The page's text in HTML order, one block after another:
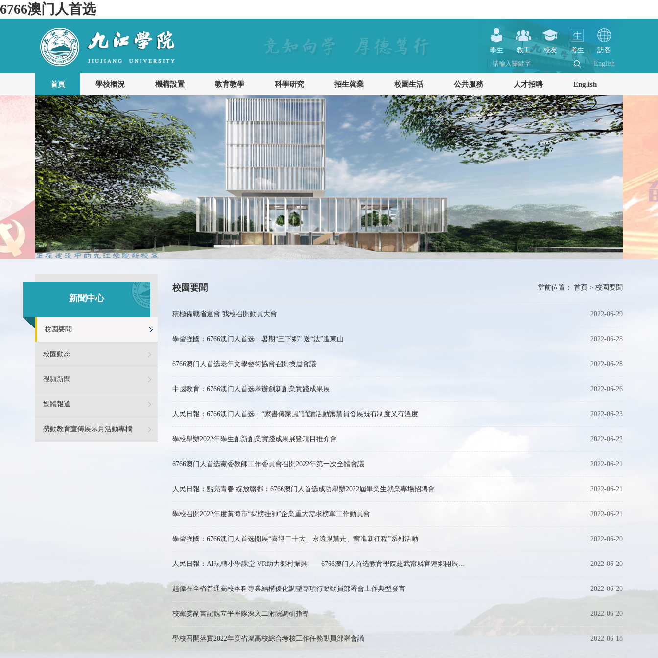
6766澳门人首选
學生 教工 校友 考生
訪客
English
首頁 學校概況 機構設置 教育教學 科學研究 招生就業 校園生活 公共服務 人才招聘 English
新聞中心
校園要聞
校園動态
視頻新聞
媒體報道
勞動教育宣傳展示月活動專欄
校園要聞 當前位置： 首頁 > 校園要聞
2022-06-29
積極備戰省運會 我校召開動員大會
2022-06-28
學習強國：6766澳门人首选：暑期“三下鄉” 送“法”進東山
2022-06-28
6766澳门人首选老年文學藝術協會召開換屆會議
2022-06-26
中國教育：6766澳门人首选舉辦創新創業實踐成果展
2022-06-23
人民日報：6766澳门人首选：“家書傳家風”誦讀活動讓黨員發展既有制度又有溫度
2022-06-22
學校舉辦2022年學生創新創業實踐成果展暨項目推介會
2022-06-21
6766澳门人首选黨委教師工作委員會召開2022年第一次全體會議
2022-06-21
人民日報：點亮青春 綻放贛鄱：6766澳门人首选成功舉辦2022屆畢業生就業專場招聘會
2022-06-21
學校召開2022年度黃海市“揭榜挂帥”企業重大需求榜單工作動員會
2022-06-20
學習強國：6766澳门人首选開展“喜迎二十大、永遠跟黨走、奮進新征程”系列活動
2022-06-20
人民日報：AI玩轉小學課堂 VR助力鄉村振興——6766澳门人首选教育學院赴武甯縣官蓮鄉開展...
2022-06-20
趙偉在全省普通高校本科專業結構優化調整專項行動動員部署會上作典型發言
2022-06-20
校黨委副書記魏立平率隊深入二附院調研指導
2022-06-18
學校召開落實2022年度省屬高校綜合考核工作任務動員部署會議